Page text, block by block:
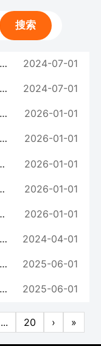
搜索
2024-07-01
2024-07-01
2026-01-01
2026-01-01
2026-01-01
2026-01-01
2026-01-01
2024-04-01
2025-06-01
2025-06-01
... 20 › »